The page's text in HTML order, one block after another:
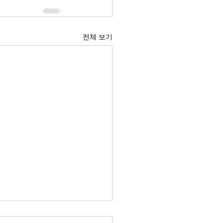
전체 보기
제의 구조적 위험요소